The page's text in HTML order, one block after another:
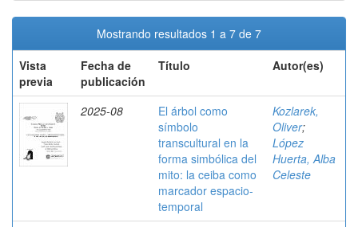
Mostrando resultados 1 a 7 de 7
Vista
previa
Fecha de
publicación
Título Autor(es)
2025-08
El árbol como
símbolo
transcultural en la
forma simbólica del
mito: la ceiba como
marcador espacio-
temporal
Kozlarek,
Oliver;
López
Huerta, Alba
Celeste